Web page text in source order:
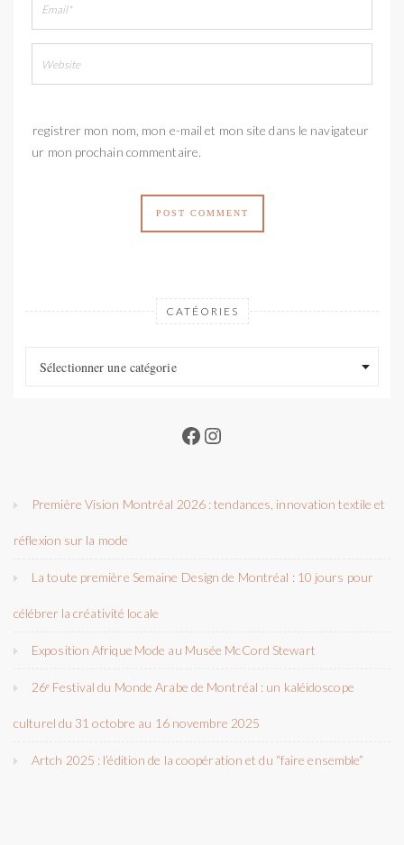
Enregistrer mon nom, mon e-mail et mon site dans le navigateur
pour mon prochain commentaire.
CATÉORIES
Sélectionner une catégorie
Facebook
Instagram
Première Vision Montréal 2026 : tendances, innovation textile et
réflexion sur la mode
La toute première Semaine Design de Montréal : 10 jours pour
célébrer la créativité locale
Exposition Afrique Mode au Musée McCord Stewart
26ᵉ Festival du Monde Arabe de Montréal : un kaléidoscope
culturel du 31 octobre au 16 novembre 2025
Artch 2025 : l’édition de la coopération et du “faire ensemble”